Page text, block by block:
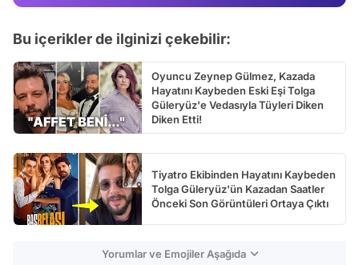
Bu içerikler de ilginizi çekebilir:
Oyuncu Zeynep Gülmez, Kazada
Hayatını Kaybeden Eski Eşi Tolga
Güleryüz'e Vedasıyla Tüyleri Diken
Diken Etti!
Tiyatro Ekibinden Hayatını Kaybeden
Tolga Güleryüz'ün Kazadan Saatler
Önceki Son Görüntüleri Ortaya Çıktı
Yorumlar ve Emojiler Aşağıda